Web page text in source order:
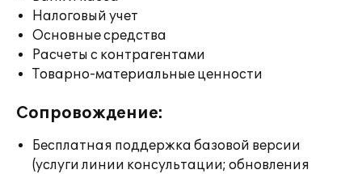
Налоговый учет
Основные средства
Расчеты с контрагентами
Товарно-материальные ценности
Сопровождение:
Бесплатная поддержка базовой версии
(услуги линии консультации; обновления